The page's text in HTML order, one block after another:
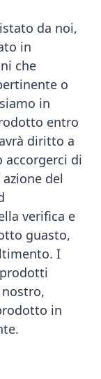
da noi,
in
che
o
in
entro
diritto a
accorgerci di
del
verifica e
guasto,
I
in